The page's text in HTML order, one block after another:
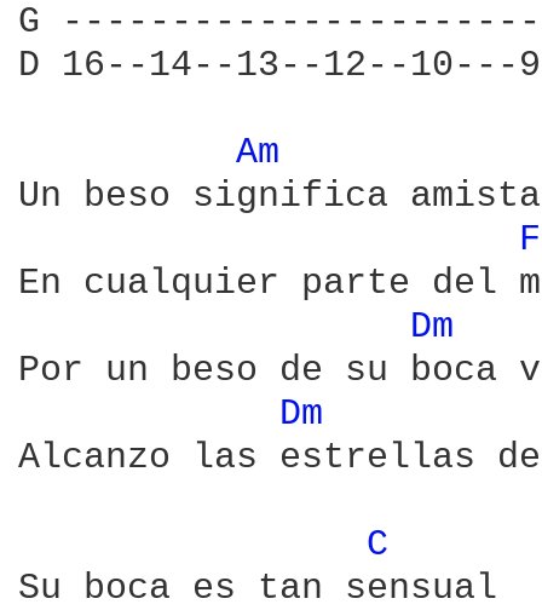
G
D 16--14--13--12--
Am
Un beso significa
En cualquier parte del
Dm
Por un beso de su
Dm
Alcanzo las estrellas de
C
Su boca es tan sensual